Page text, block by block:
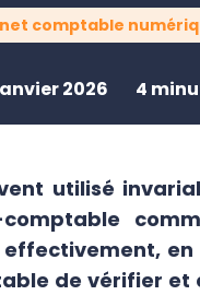
comptable
2026 4
utilisé
comptable
en
de vérifier